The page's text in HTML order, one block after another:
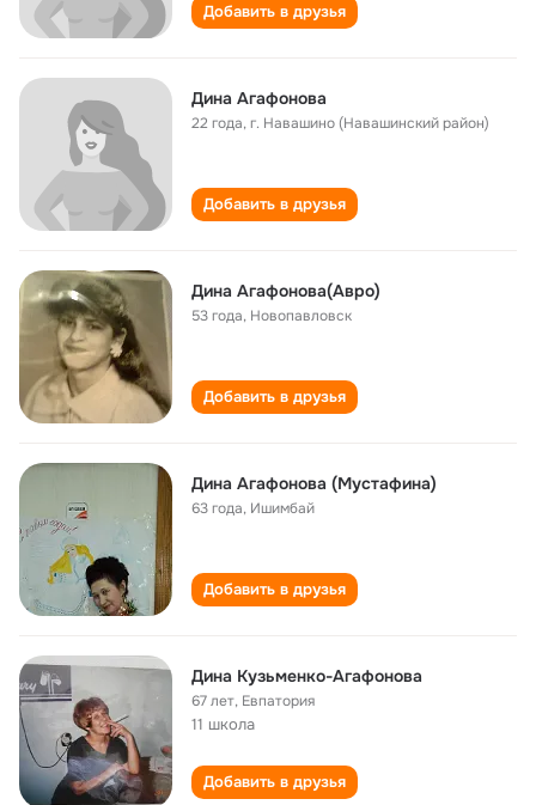
Добавить в друзья
Дина Агафонова
22 года,г. Навашино (Навашинский район)
Добавить в друзья
Дина Агафонова(Авро)
53 года, Новопавловск
Добавить в друзья
Дина Агафонова (Мустафина)
63 года, Ишимбай
Добавить в друзья
Дина Кузьменко-Агафонова
67 лет, Евпатория
11 школа
Добавить в друзья